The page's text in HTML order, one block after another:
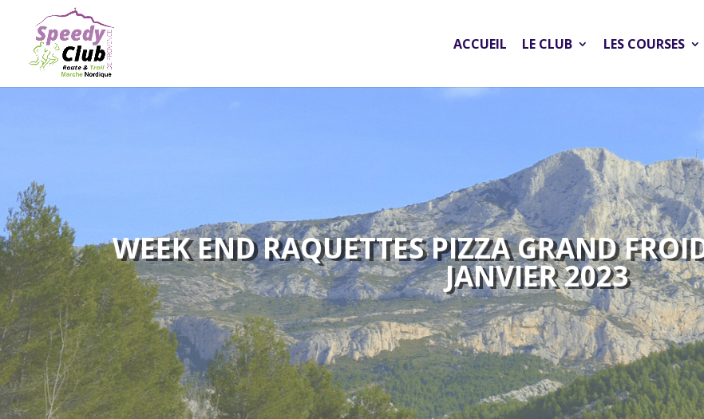
ACCUEIL LE CLUB LES COURSES
WEEK END RAQUETTES PIZZA GRAND
JANVIER 2023